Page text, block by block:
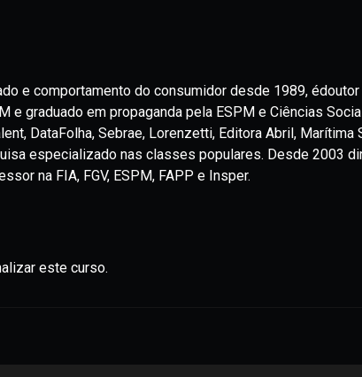
e comportamento do consumidor desde 1989,
e graduado em propaganda pela ESPM e Ciências
DataFolha, Sebrae, Lorenzetti, Editora Abril, Marítima
especializado nas classes populares. Desde 2003
na FIA, FGV, ESPM, FAPP e Insper.
este curso.